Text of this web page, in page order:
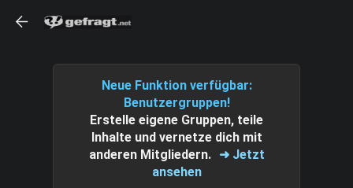
Neue Funktion verfügbar:
Benutzergruppen!
Erstelle eigene Gruppen, teile
Inhalte und vernetze dich mit
anderen Mitgliedern. ➜ Jetzt
ansehen